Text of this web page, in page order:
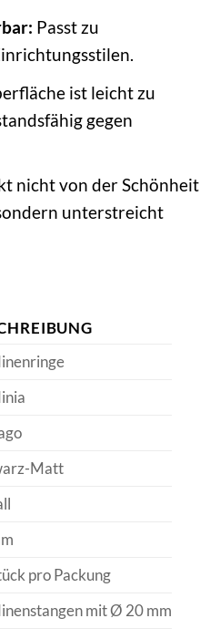
Passt zu
ist leicht zu
gegen
nicht von der Schönheit
unterstreicht
Matt
pro Packung
mit Ø 20 mm